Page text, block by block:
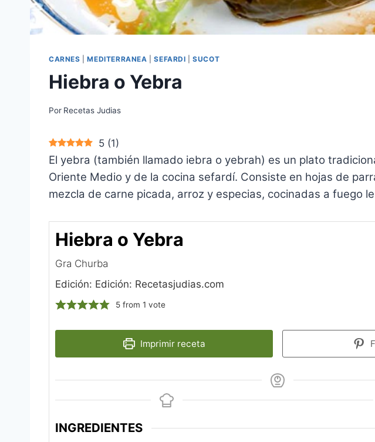
CARNES |MEDITERRANEA |SEFARDI |SUCOT
Hiebra o Yebra
Por Recetas Judias
5 (1)
El yebra (también llamado iebra o yebrah) es un plato
Oriente Medio y de la cocina sefardí. Consiste en hojas de
mezcla de carne picada, arroz y especias, cocinadas a fuego
Hiebra o Yebra
Gra Churba
Edición: Edición: Recetasjudias.com
5 from 1 vote
Imprimir receta
INGREDIENTES